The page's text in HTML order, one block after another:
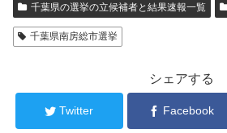
千葉県の選挙の立候補者と結果速報一覧
千葉県南房総市選挙
シェアする
Twitter Facebook